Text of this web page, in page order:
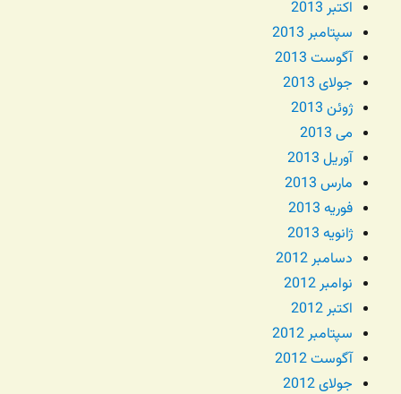
اکتبر 2013
سپتامبر 2013
آگوست 2013
جولای 2013
ژوئن 2013
می 2013
آوریل 2013
مارس 2013
فوریه 2013
ژانویه 2013
دسامبر 2012
نوامبر 2012
اکتبر 2012
سپتامبر 2012
آگوست 2012
جولای 2012